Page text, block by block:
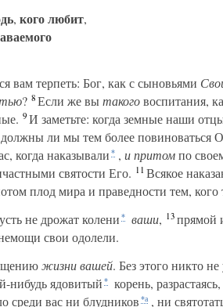
, кого любит,
вам терпеть: Бог, как с сыновьями
? 8Если же вытакоговоспитания,
9И заметьте: когда земные наши
ли мы тем более повиноваться
когда наказывали * , и притомпо
святости Его. 11Всякое
плод мира и праведности тем, кого
не дрожат колени * ваши, 13прямой
свои одолели.
жизни вашей. Без этого никто
нибудь ядовитый *
корень,
среди вас ни блудников *а , ни